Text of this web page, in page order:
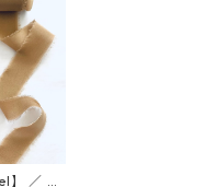
】 ／ 3c